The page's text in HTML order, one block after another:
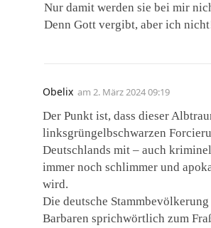
Nur damit werden sie bei mir
Denn Gott vergibt, aber ich
Obelix am 2. März 2024 09:19
Der Punkt ist, dass dieser
linksgrüngelbschwarzen
Deutschlands mit – auch
immer noch schlimmer und
wird.
Die deutsche
Barbaren sprichwörtlich zum